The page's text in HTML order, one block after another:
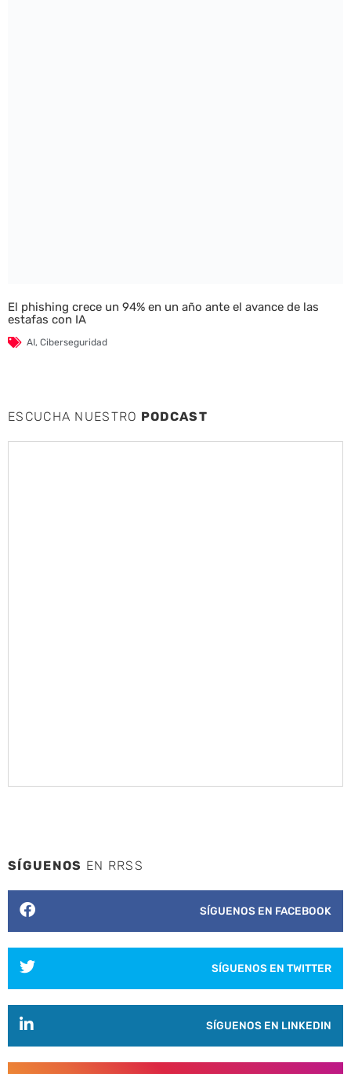
El phishing crece un 94% en un año ante el avance de las
estafas con IA
AI, Ciberseguridad
ESCUCHA NUESTRO PODCAST
SÍGUENOS EN RRSS
SÍGUENOS EN FACEBOOK
SÍGUENOS EN TWITTER
SÍGUENOS EN LINKEDIN